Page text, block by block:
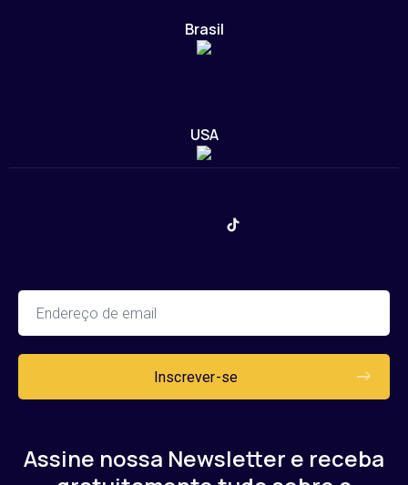
Brasil
USA
Assine nossa Newsletter e receba